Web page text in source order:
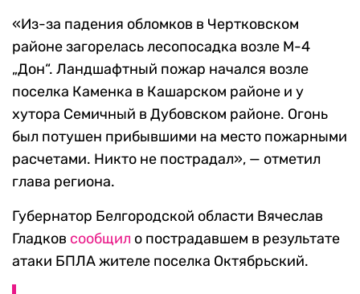
«Из-за падения обломков в Чертковском
районе загорелась лесопосадка возле М-4
„Дон“. Ландшафтный пожар начался возле
поселка Каменка в Кашарском районе и у
хутора Семичный в Дубовском районе. Огонь
был потушен прибывшими на место пожарными
расчетами. Никто не пострадал», — отметил
глава региона.
Губернатор Белгородской области Вячеслав
Гладков сообщил о пострадавшем в результате
атаки БПЛА жителе поселка Октябрьский.